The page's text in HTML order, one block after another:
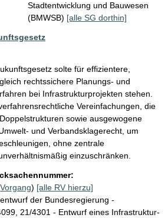
Stadtentwicklung und Bauwesen
(BMWSB) [alle SG dorthin]
solte für effizientere,
rechtssichere Planungs- und
bei Infrastrukturprojekten stehen.
Vereinfachungen, die
sowie ausgewogene
und Verbandsklagerecht, um
ohne zentrale
einzuschränken.
Vorgang) [alle RV hierzu]
der Bundesregierung -
21/4301 - Entwurf eines Infrastruktur-